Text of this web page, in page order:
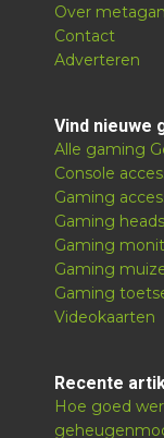
Over
Contact
Adverteren
Vind nieuwe
Alle gaming
Console
Gaming
Gaming
Gaming
Gaming
Gaming
Videokaarten
Recente
Hoe goed